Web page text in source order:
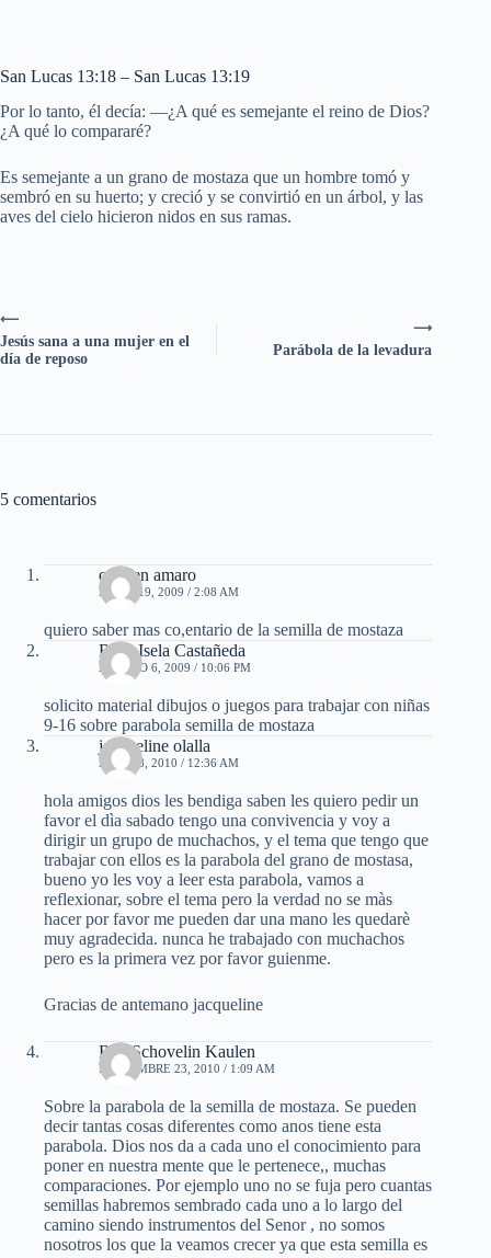
San Lucas 13:18 – San Lucas 13:19
Por lo tanto, él decía: —¿A qué es semejante el reino de Dios?
¿A qué lo compararé?
Es semejante a un grano de mostaza que un hombre tomó y
sembró en su huerto; y creció y se convirtió en un árbol, y las
aves del cielo hicieron nidos en sus ramas.
⟶
Parábola de la levadura
⟵
Jesús sana a una mujer en el
día de reposo
5 comentarios
carmen amaro
ABRIL 19, 2009 / 2:08 AM
quiero saber mas co,entario de la semilla de mostaza
Rosa Isela Castañeda
AGOSTO 6, 2009 / 10:06 PM
solicito material dibujos o juegos para trabajar con niñas
9-16 sobre parabola semilla de mostaza
jacqueline olalla
ABRIL 8, 2010 / 12:36 AM
hola amigos dios les bendiga saben les quiero pedir un
favor el dìa sabado tengo una convivencia y voy a
dirigir un grupo de muchachos, y el tema que tengo que
trabajar con ellos es la parabola del grano de mostasa,
bueno yo les voy a leer esta parabola, vamos a
reflexionar, sobre el tema pero la verdad no se màs
hacer por favor me pueden dar una mano les quedarè
muy agradecida. nunca he trabajado con muchachos
pero es la primera vez por favor guienme.
Gracias de antemano jacqueline
Rita Schovelin Kaulen
NOVIEMBRE 23, 2010 / 1:09 AM
Sobre la parabola de la semilla de mostaza. Se pueden
decir tantas cosas diferentes como anos tiene esta
parabola. Dios nos da a cada uno el conocimiento para
poner en nuestra mente que le pertenece,, muchas
comparaciones. Por ejemplo uno no se fuja pero cuantas
semillas habremos sembrado cada uno a lo largo del
camino siendo instrumentos del Senor , no somos
nosotros los que la veamos crecer ya que esta semilla es